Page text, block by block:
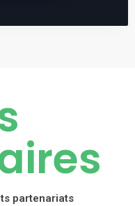
partenariats